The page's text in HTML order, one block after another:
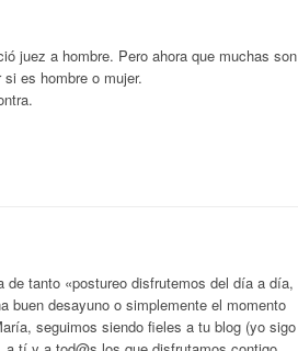
juez a hombre. Pero ahora que muchas son
es hombre o mujer.
tanto «postureo disfrutemos del día a día,
buen desayuno o simplemente el momento
seguimos siendo fieles a tu blog (yo sigo